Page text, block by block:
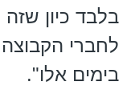
בלבד כיון
לחברי
בימים אלו".